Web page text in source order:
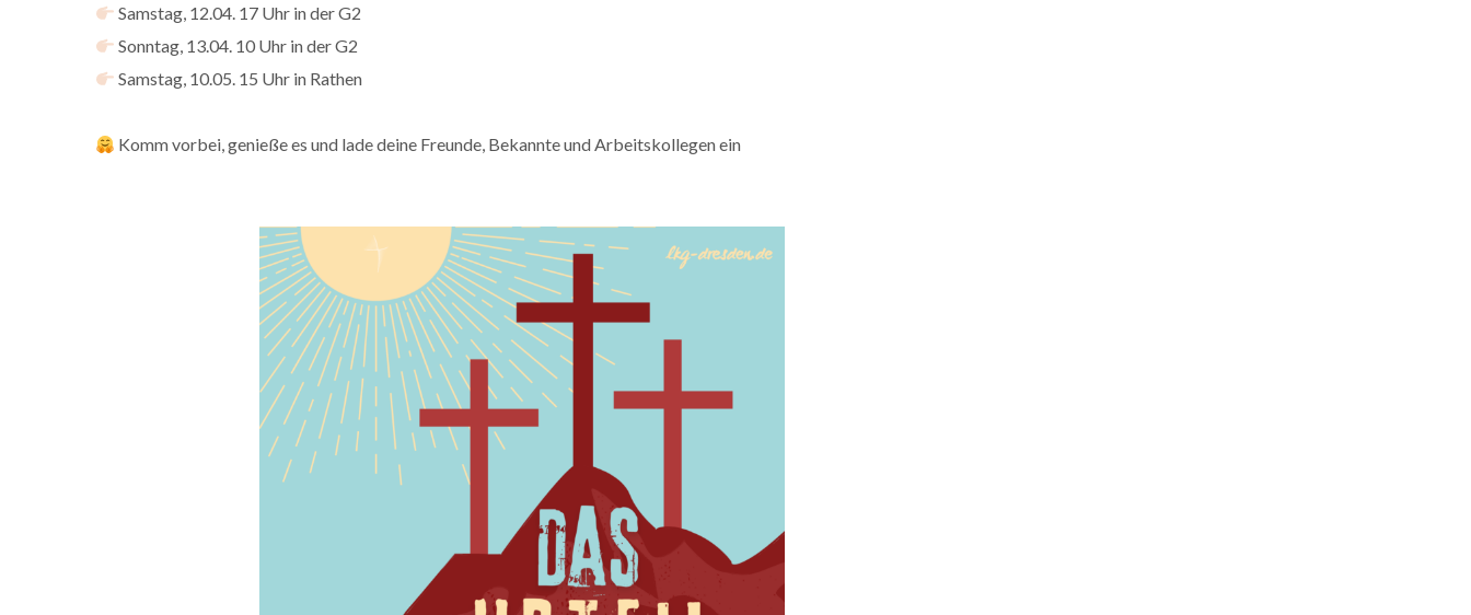
Samstag, 12.04. 17 Uhr in der G2
Sonntag, 13.04. 10 Uhr in der G2
Samstag, 10.05. 15 Uhr in Rathen
Komm vorbei, genieße es und lade deine Freunde, Bekannte und Arbeitskollegen ein